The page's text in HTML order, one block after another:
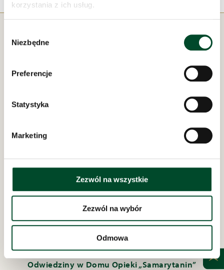
korzystania z ich usług.
zgody
Niezbędne
Preferencje
Statystyka
Marketing
Zezwól na wszystkie
Zezwól na wybór
Odmowa
Dom Opieki „Samarytanin”
w Bielsku-Białej
ul. Bednarska 8 i 10
REGON: 070756692
NIP: 547-15-14-095
AE:PL-20202-88119-URADB-27
Odwiedziny w Domu Opieki „Samarytanin”